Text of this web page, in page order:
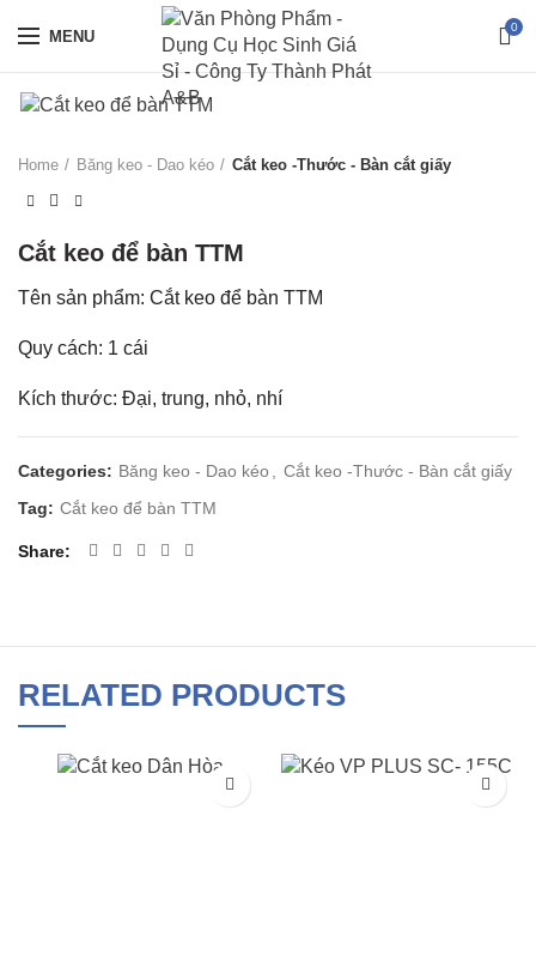
MENU 0
Home Băng keo - Dao kéo Cắt keo -Thước - Bàn cắt giấy
Cắt keo để bàn TTM
Tên sản phẩm: Cắt keo để bàn TTM
Quy cách: 1 cái
Kích thước: Đại, trung, nhỏ, nhí
Categories: Băng keo - Dao kéo
Cắt keo -Thước - Bàn cắt giấy
Tag: Cắt keo để bàn TTM
Share
RELATED PRODUCTS